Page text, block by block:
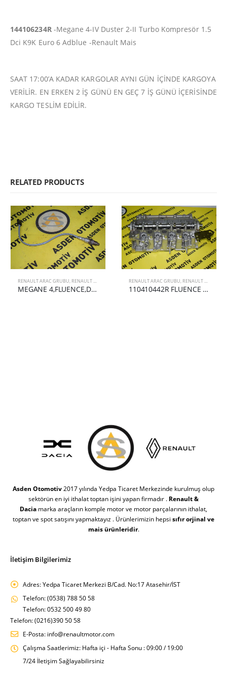
144106234R-Megane 4-IV Duster 2-II Turbo Kompresör 1.5
Dci K9K Euro 6 Adblue -Renault Mais
SAAT 17:00’A KADAR KARGOLAR AYNI GÜN İÇİNDE KARGOYA
VERİLİR. EN ERKEN 2 İŞ GÜNÜ EN GEÇ 7 İŞ GÜNÜ İÇERİSİNDE
KARGO TESLİM EDİLİR.
RELATED PRODUCTS
RENAULT ARAC GRUBU, RENAULT MEGANE RENAULT MEGANE 4
MEGANE 4,FLUENCE,DUSTER OKSİJEN SONDASI 226906393R
RENAULT ARAC GRUBU, RENAULT FLUENCE
110410442R FLUENCE SİLİNDİR KAPAĞI
Asden Otomotiv 2017 yılında Yedpa Ticaret Merkezinde kurulmuş olup
sektörün en iyi ithalat toptan işini yapan firmadır . Renault &
Dacia marka araçların komple motor ve motor parçalarının ithalat,
toptan ve spot satışını yapmaktayız . Ürünlerimizin hepsi sıfır orjinal ve
mais ürünleridir.
İletişim Bilgilerimiz
Adres:Yedpa Ticaret Merkezi B/Cad. No:17 Atasehir/İST
Telefon:(0538) 788 50 58
Telefon: 0532 500 49 80
Telefon: (0216)390 50 58
E-Posta: info@renaultmotor.com
Çalışma Saatlerimiz: Hafta içi - Hafta Sonu : 09:00 / 19:00
7/24 İletişim Sağlayabilirsiniz